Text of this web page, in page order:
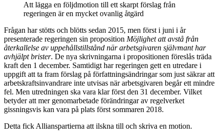
Att lägga en följdmotion till ett skarpt förslag från
regeringen är en mycket ovanlig åtgärd
Frågan har stötts och blötts sedan 2015, men först i juni i år
presenterade regeringen sin proposition Möjlighet att avstå från
återkallelse av uppehållstillstånd när arbetsgivaren självmant har
avhjälpt brister. De nya skrivningarna i propositionen föreslås träda
kraft den 1 december. Samtidigt har regeringen gett en utredare i
uppgift att ta fram förslag på författningsändringar som just säkrar att
arbetskraftsinvandrare inte utvisas när arbetsgivaren begår ett mindre
fel. Men utredningen ska vara klar först den 31 december. Vilket
betyder att mer genomarbetade förändringar av regelverket
gissningsvis kan vara på plats först sommaren 2018.
Detta fick Allianspartierna att ilskna till och skriva en motion.